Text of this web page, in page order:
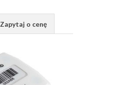
Zapytaj o cenę